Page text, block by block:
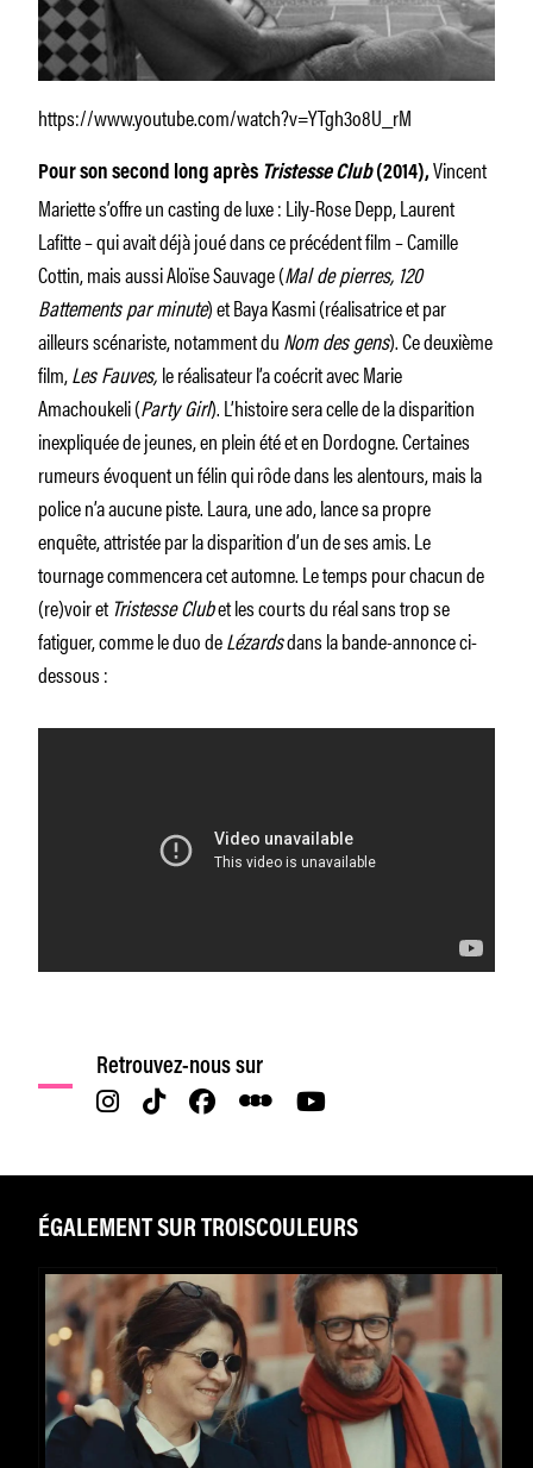
https://www.youtube.com/watch?v=YTgh3o8U_rM
Pour son second long après Tristesse Club(2014),Vincent
Mariette s’offre un casting de luxe : Lily-Rose Depp, Laurent
Lafitte – qui avait déjà joué dans ce précédent film – Camille
Cottin, mais aussi Aloïse Sauvage (Mal de pierres, 120
Battements par minute) et Baya Kasmi (réalisatrice et par
ailleurs scénariste, notamment duNom des gens). Ce deuxième
film,Les Fauves,le réalisateur l’a coécrit avec Marie
Amachoukeli (Party Girl). L’histoire sera celle de la disparition
inexpliquée de jeunes, en plein été et en Dordogne. Certaines
rumeurs évoquent un félin qui rôde dans les alentours, mais la
police n’a aucune piste. Laura, une ado, lance sa propre
enquête, attristée par la disparition d’un de ses amis. Le
tournage commencera cet automne. Le temps pour chacun de
(re)voir etTristesse Clubet les courts du réal sans trop se
fatiguer, comme le duo deLézardsdans la bande-annonce ci-
dessous :
Retrouvez-nous sur
ÉGALEMENT SUR TROISCOULEURS